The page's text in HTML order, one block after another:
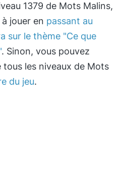
1379 de Mots Malins,
jouer en passant au
sur le thème "Ce que
. Sinon, vous pouvez
les niveaux de Mots
du jeu.